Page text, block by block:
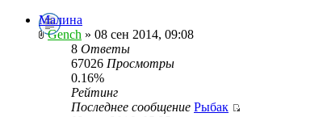
Малина
Gench » 08 сен 2014, 09:08
8 Ответы
67026 Просмотры
0.16%
Рейтинг
Последнее сообщение Рыбак